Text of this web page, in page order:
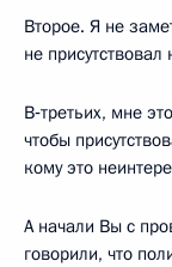
Второе. Я не
не
В‑третьих, мне
чтобы
кому это
А начали Вы с
говорили, что